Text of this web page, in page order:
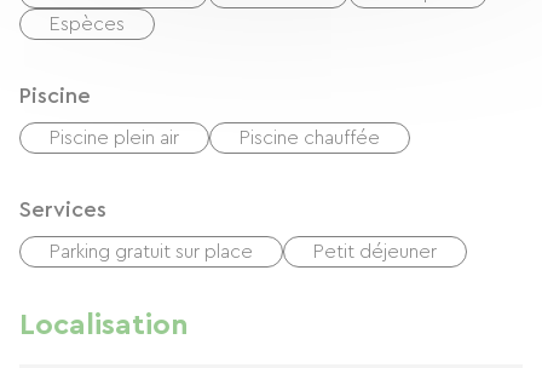
Espèces
Piscine
Piscine plein air Piscine chauffée
Services
Parking gratuit sur place Petit déjeuner
Localisation